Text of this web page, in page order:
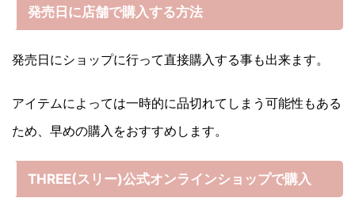
発売日に店舗で購入する方法
発売日にショップに行って直接購入する事も出来ます。
アイテムによっては一時的に品切れてしまう可能性もある
ため、早めの購入をおすすめします。
THREE(スリー)公式オンラインショップで購入